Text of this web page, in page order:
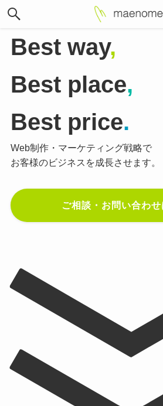
Best way,
Best place,
Best price.
Web制作・マーケティング戦略で
お客様のビジネスを成長させます。
ご相談・お問い合わせ